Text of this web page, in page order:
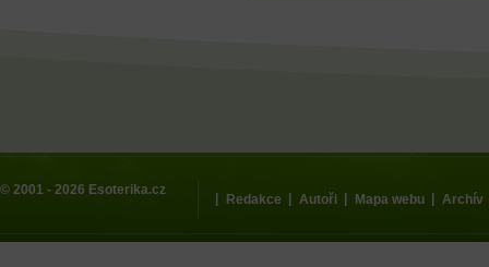
© 2001 - 2026 Esoterika.cz
| Redakce | Autoři | Mapa webu | Archív